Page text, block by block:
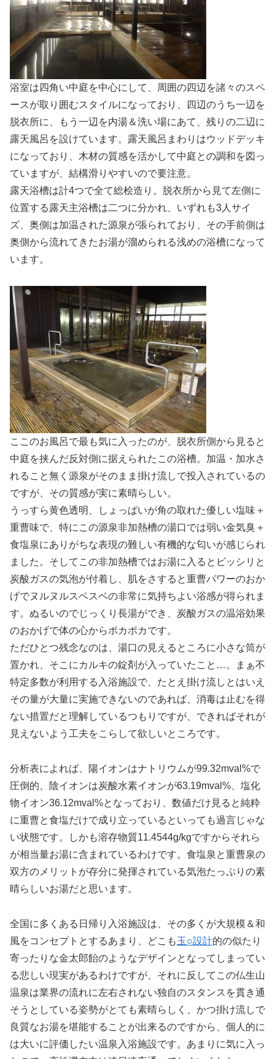
浴室は四角い中庭を中心にして、周囲の四辺を諸々のスペ
ースが取り囲むスタイルになっており、四辺のうち一辺を
脱衣所に、もう一辺を内湯＆洗い場にあて、残りの二辺に
露天風呂を設けています。露天風呂まわりはウッドデッキ
になっており、木材の質感を活かして中庭との調和を図っ
ていますが、結構滑りやすいので要注意。
露天浴槽は計4つで全て総桧造り。脱衣所から見て左側に
位置する露天主浴槽は二つに分かれ、いずれも3人サイ
ズ、奥側は加温された源泉が張られており、その手前側は
奥側から流れてきたお湯が溜められる浅めの浴槽になって
います。
ここのお風呂で最も気に入ったのが、脱衣所側から見ると
中庭を挟んだ反対側に据えられたこの浴槽。加温・加水さ
れること無く源泉がそのまま掛け流しで投入されているの
ですが、その質感が実に素晴らしい。
うっすら黄色透明、しょっぱいが角の取れた優しい塩味＋
重曹味で、特にこの源泉非加熱槽の湯口では弱い金気臭＋
食塩泉にありがちな表現の難しい有機的な匂いが感じられ
ました。そしてこの非加熱槽ではお湯に入るとビッシリと
炭酸ガスの気泡が付着し、肌をさすると重曹パワーのおか
げでヌルヌルスベスベの非常に気持ちよい浴感が得られま
す。ぬるいのでじっくり長湯ができ、炭酸ガスの温浴効果
のおかげで体の心からポカポカです。
ただひとつ残念なのは、湯口の見えるところに小さな筒が
置かれ、そこにカルキの錠剤が入っていたこと…。まぁ不
特定多数が利用する入浴施設で、たとえ掛け流しとはいえ
その量が大量に実施できないのであれば、消毒は止むを得
ない措置だと理解しているつもりですが、できればそれが
見えないよう工夫をこらして欲しいところです。
分析表によれば、陽イオンはナトリウムが99.32mval%で
圧倒的、陰イオンは炭酸水素イオンが63.19mval%、塩化
物イオン36.12mval%となっており、数値だけ見ると純粋
に重曹と食塩だけで成り立っているといっても過言じゃな
い状態です。しかも溶存物質11.4544g/kgですからそれら
が相当量お湯に含まれているわけです。食塩泉と重曹泉の
双方のメリットが存分に発揮されている気泡たっぷりの素
晴らしいお湯だと思います。
全国に多くある日帰り入浴施設は、その多くが大規模＆和
風をコンセプトとするあまり、どこも玉○設計的の似たり
寄ったりな金太郎飴のようなデザインとなってしまってい
る悲しい現実があるわけですが、それに反してこの仏生山
温泉は業界の流れに左右されない独自のスタンスを貫き通
そうとしている姿勢がとても素晴らしく、かつ掛け流しで
良質なお湯を堪能することが出来るのですから、個人的に
は大いに評価したい温泉入浴施設です。あまりに気に入っ